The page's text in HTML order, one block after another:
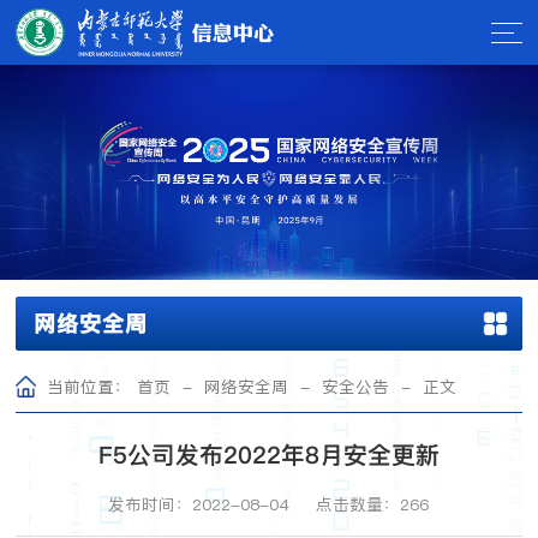
网络安全周
当前位置： 首页 - 网络安全周 - 安全公告 - 正文
F5公司发布2022年8月安全更新
发布时间：2022-08-04 点击数量： 266